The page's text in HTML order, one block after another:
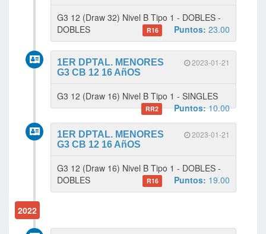
G3 12 (Draw 32) Nivel B Tipo 1 - DOBLES -
DOBLES
R16 Puntos: 23.00
2023-01-21
1ER DPTAL. MENORES
G3 CB 12 16 AñOS
G3 12 (Draw 16) Nivel B Tipo 1 - SINGLES
RR2 Puntos:10.00
2023-01-21
1ER DPTAL. MENORES
G3 CB 12 16 AñOS
G3 12 (Draw 16) Nivel B Tipo 1 - DOBLES -
DOBLES
R16 Puntos: 19.00
2022